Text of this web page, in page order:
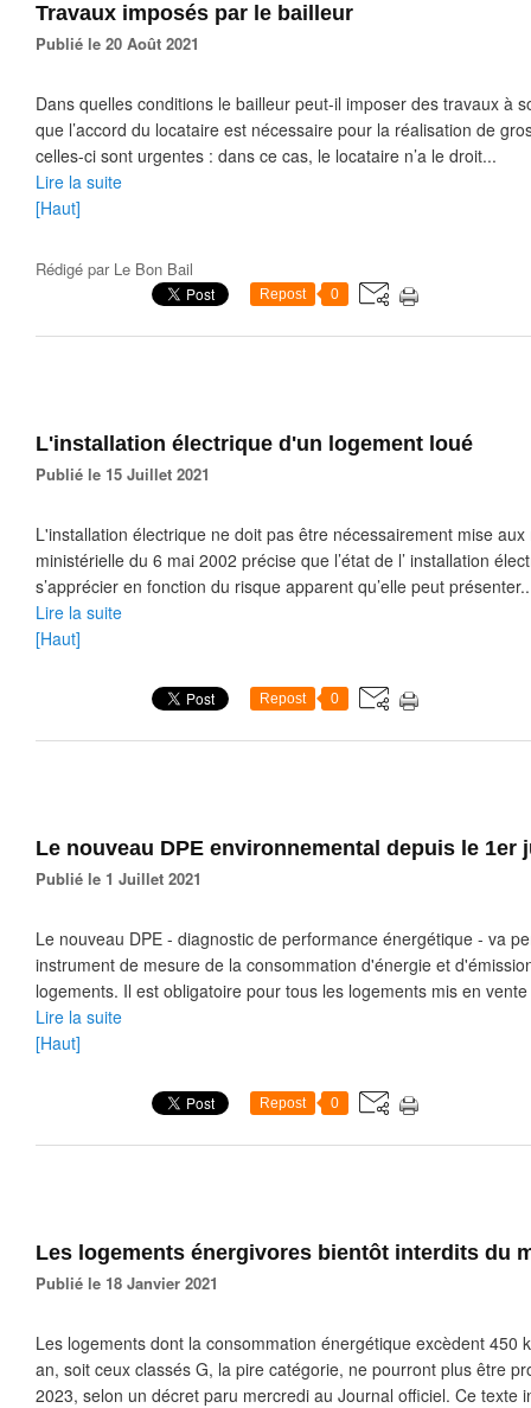
Travaux imposés par le bailleur
Publié le 20 Août 2021
Dans quelles conditions le bailleur peut-il imposer des travaux à
que l’accord du locataire est nécessaire pour la réalisation de
celles-ci sont urgentes : dans ce cas, le locataire n’a le droit...
Lire la suite
[Haut]
Rédigé par Le Bon Bail
Repost 0
L'installation électrique d'un logement loué
Publié le 15 Juillet 2021
L'installation électrique ne doit pas être nécessairement mise
ministérielle du 6 mai 2002 précise que l’état de l’ installation
s’apprécier en fonction du risque apparent qu’elle peut
Lire la suite
[Haut]
Repost 0
Le nouveau DPE environnemental depuis le 1er
Publié le 1 Juillet 2021
Le nouveau DPE - diagnostic de performance énergétique - va
instrument de mesure de la consommation d'énergie et
logements. Il est obligatoire pour tous les logements mis en
Lire la suite
[Haut]
Repost 0
Les logements énergivores bientôt interdits du
Publié le 18 Janvier 2021
Les logements dont la consommation énergétique excèdent 450
an, soit ceux classés G, la pire catégorie, ne pourront plus être
2023, selon un décret paru mercredi au Journal officiel. Ce texte